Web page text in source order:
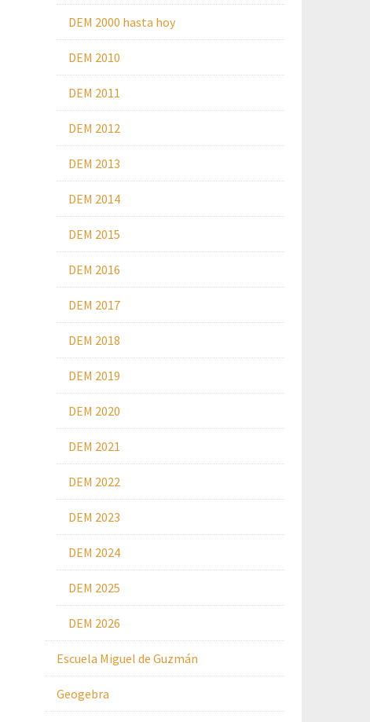
DEM 2000 hasta hoy
DEM 2010
DEM 2011
DEM 2012
DEM 2013
DEM 2014
DEM 2015
DEM 2016
DEM 2017
DEM 2018
DEM 2019
DEM 2020
DEM 2021
DEM 2022
DEM 2023
DEM 2024
DEM 2025
DEM 2026
Escuela Miguel de Guzmán
Geogebra